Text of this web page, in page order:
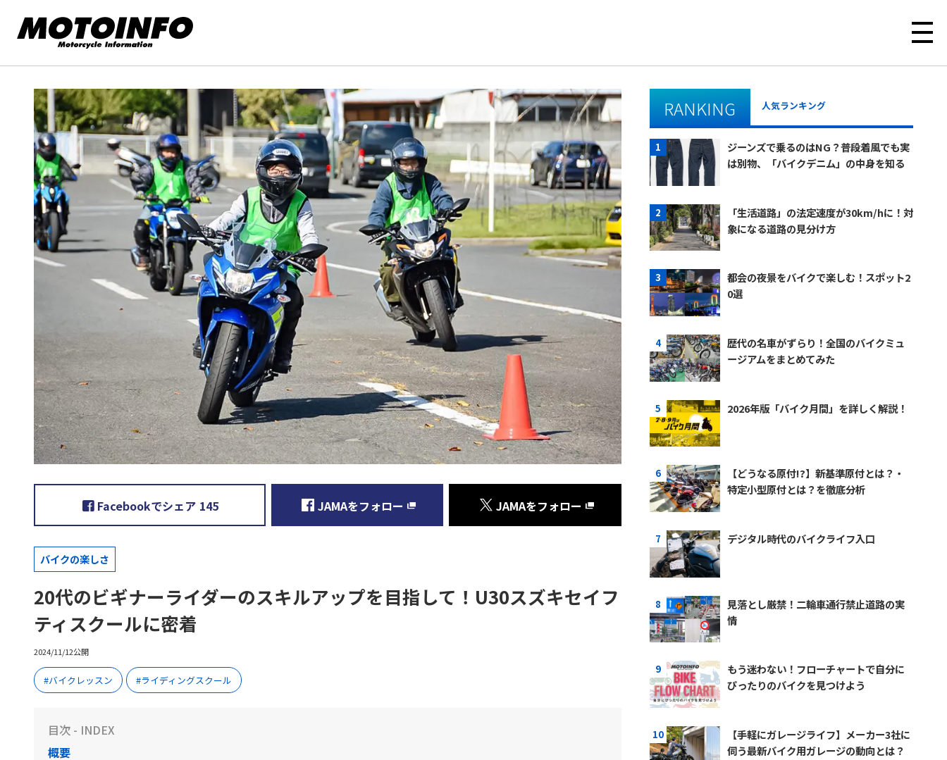
Facebookでシェア 145 JAMAをフォロー JAMAをフォロー
バイクの楽しさ
20代のビギナーライダーのスキルアップを目指して！U30スズキセイフ
ティスクールに密着
2024/11/12公開
バイクレッスン ライディングスクール
目次 - INDEX
概要
RANKING 人気ランキング
ジーンズで乗るのはNG？普段着風でも実
は別物、「バイクデニム」の中身を知る
「生活道路」の法定速度が30km/hに！対
象になる道路の見分け方
都会の夜景をバイクで楽しむ！スポット2
0選
歴代の名車がずらり！全国のバイクミュ
ージアムをまとめてみた
2026年版「バイク月間」を詳しく解説！
【どうなる原付!?】新基準原付とは？・
特定小型原付とは？を徹底分析
デジタル時代のバイクライフ入口
見落とし厳禁！二輪車通行禁止道路の実
情
もう迷わない！フローチャートで自分に
ぴったりのバイクを見つけよう
【手軽にガレージライフ】メーカー3社に
伺う最新バイク用ガレージの動向とは？